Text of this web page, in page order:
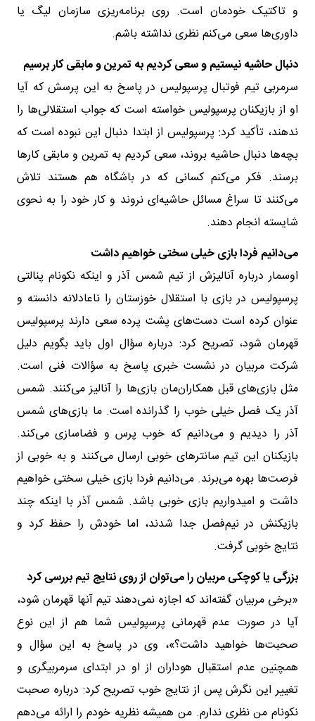
و تاکتیک خودمان است. روی برنامه‌ریزی سازمان لیگ یا
داوری‌ها سعی می‌کنم نظری نداشته باشم.
دنبال حاشیه نیستیم و سعی کردیم به تمرین و مابقی کار برسیم
سرمربی تیم فوتبال پرسپولیس در پاسخ به این پرسش که آیا
او از بازیکنان پرسپولیس خواسته است که جواب استقلالی‌ها را
ندهند، تأکید کرد: پرسپولیس از ابتدا دنبال این نبوده است که
بچه‌ها دنبال حاشیه بروند، سعی کردیم به تمرین و مابقی کارها
برسند. فکر می‌کنم کسانی که در باشگاه هم هستند تلاش
می‌کنند تا سراغ مسائل حاشیه‌ای نروند و کار خود را به نحوی
شایسته انجام دهند.
می‌دانیم فردا بازی خیلی سختی خواهیم داشت
اوسمار درباره آنالیزش از تیم شمس آذر و اینکه نکونام پنالتی
پرسپولیس در بازی با استقلال خوزستان را ناعادلانه دانسته و
عنوان کرده است دست‌های پشت پرده سعی دارند پرسپولیس
قهرمان شود، تصریح کرد: درباره سؤال اول باید بگویم دلیل
شرکت مربیان در نشست خبری پاسخ به سؤالات فنی است.
مثل بازی‌های قبل همکاران‌مان بازی‌ها را آنالیز می‌کنند. شمس
آذر یک فصل خیلی خوب را گذرانده است. ما بازی‌های شمس
آذر را دیدیم و می‌دانیم که خوب پرس و فضاسازی می‌کند.
بازیکنان این تیم سانترهای خوبی ارسال می‌کنند و به خوبی از
فرصت‌ها بهره می‌برند. می‌دانیم فردا بازی خیلی سختی خواهیم
داشت و امیدواریم بازی خوبی باشد. شمس آذر با اینکه چند
بازیکنش در نیم‌فصل جدا شدند، اما خودش را حفظ کرد و
نتایج خوبی گرفت.
بزرگی یا کوچکی مربیان را می‌توان از روی نتایج تیم بررسی کرد
«برخی مربیان گفته‌اند که اجازه نمی‌دهند تیم آنها قهرمان شود،
آیا در صورت عدم قهرمانی پرسپولیس شما هم از این نوع
صحبت‌ها خواهید داشت؟»، وی در پاسخ به این سؤال و
همچنین عدم استقبال هوداران از او در ابتدای سرمربیگری و
تغییر این نگرش پس از نتایج خوب تصریح کرد: درباره صحبت
نکونام من نظری ندارم. من همیشه نظریه خودم را ارائه می‌دهم